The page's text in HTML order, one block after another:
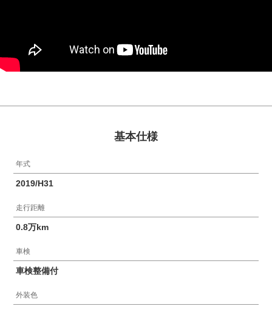
基本仕様
年式
2019/H31
走行距離
0.8万km
車検
車検整備付
外装色